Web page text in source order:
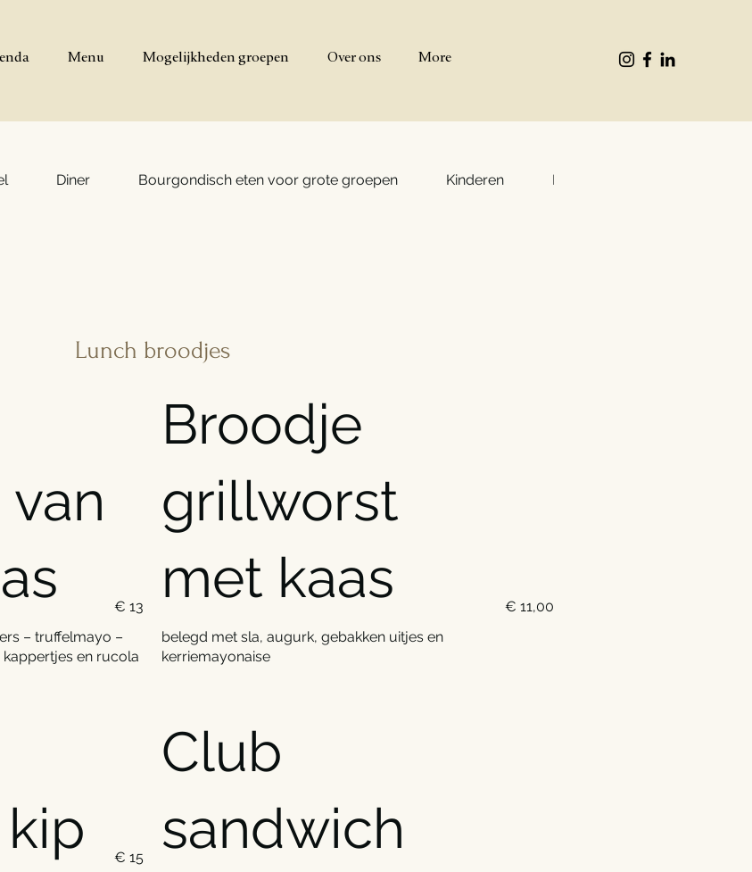
Menu Mogelijkheden groepen Over ons More
Diner Bourgondisch eten voor grote groepen Kinderen Buffet 't Wapen v.a. 20
Lunch broodjes
– truffelmayo –
en rucola
€ 13
Broodje
grillworst
met kaas
belegd met sla, augurk, gebakken uitjes en
kerriemayonaise
€ 11,00
€ 15
Club
sandwich